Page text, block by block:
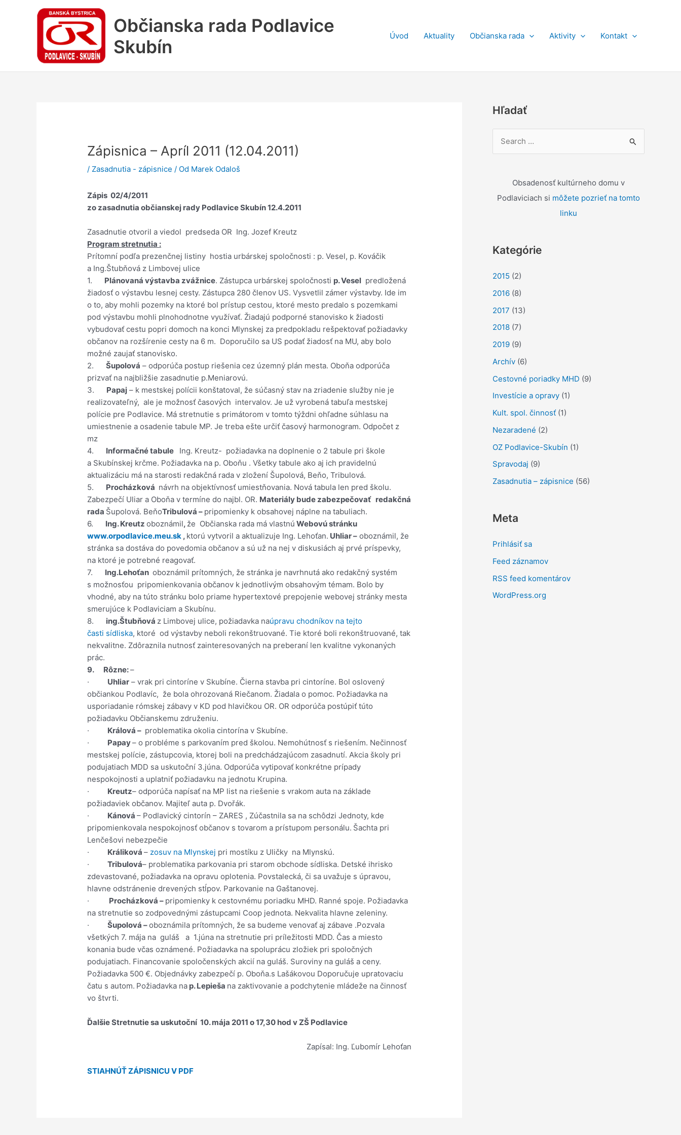
Občianska rada Podlavice
Skubín
Úvod Aktuality Občianska rada Aktivity Kontakt
Zápisnica – Apríl 2011 (12.04.2011)
/Zasadnutia - zápisnice / Od Marek Odaloš
Zápis 02/4/2011
zo zasadnutia občianskej rady Podlavice Skubín 12.4.2011
Zasadnutie otvoril a viedol predseda OR Ing. Jozef Kreutz
Program stretnutia :
Prítomní podľa prezenčnej listiny hostia urbárskej spoločnosti : p. Vesel, p. Kováčik
a Ing.Štubňová z Limbovej ulice
1. Plánovaná výstavba zvážnice. Zástupca urbárskej spoločnosti p. Vesel predložená
žiadosť o výstavbu lesnej cesty. Zástupca 280 členov US. Vysvetlil zámer výstavby. Ide im
o to, aby mohli pozemky na ktoré bol prístup cestou, ktoré mesto predalo s pozemkami
pod výstavbu mohli plnohodnotne využívať. Žiadajú podporné stanovisko k žiadosti
vybudovať cestu popri domoch na konci Mlynskej za predpokladu rešpektovať požiadavky
občanov na rozšírenie cesty na 6 m. Doporučilo sa US podať žiadosť na MU, aby bolo
možné zaujať stanovisko.
2.Šupolová – odporúča postup riešenia cez územný plán mesta. Oboňa odporúča
prizvať na najbližšie zasadnutie p.Meniarovú.
3. Papaj – k mestskej polícii konštatoval, že súčasný stav na zriadenie služby nie je
realizovateľný, ale je možnosť časových intervalov. Je už vyrobená tabuľa mestskej
polície pre Podlavice. Má stretnutie s primátorom v tomto týždni ohľadne súhlasu na
umiestnenie a osadenie tabule MP. Je treba ešte určiť časový harmonogram. Odpočet z
mz
4. Informačné tabule
Ing. Kreutz- požiadavka na doplnenie o 2 tabule pri škole
a Skubínskej krčme. Požiadavka na p. Oboňu . Všetky tabule ako aj ich pravidelnú
aktualizáciu má na starosti redakčná rada v zložení Šupolová, Beňo, Tribulová.
5. Procházková návrh na objektívnosť umiestňovania. Nová tabula len pred školu.
Zabezpečí Uliar a Oboňa v termíne do najbl. OR. Materiály bude zabezpečovať redakčná
rada Šupolová. BeňoTribulová – pripomienky k obsahovej náplne na tabuliach.
6. Ing. Kreutzoboznámil, že Občianska rada má vlastnú Webovú stránku
www.orpodlavice.meu.sk , ktorú vytvoril a aktualizuje Ing. Lehoťan. Uhliar – oboznámil, že
stránka sa dostáva do povedomia občanov a sú už na nej v diskusiách aj prvé príspevky,
na ktoré je potrebné reagovať.
7. Ing.Lehoťan oboznámil prítomných, že stránka je navrhnutá ako redakčný systém
s možnosťou pripomienkovania občanov k jednotlivým obsahovým témam. Bolo by
vhodné, aby na túto stránku bolo priame hypertextové prepojenie webovej stránky mesta
smerujúce k Podlaviciam a Skubínu.
8. ing.Štubňová z Limbovej ulice, požiadavka naúpravu chodníkov na tejto
časti sídliska, ktoré od výstavby neboli rekonštruované. Tie ktoré boli rekonštruované, tak
nekvalitne. Zdôraznila nutnosť zainteresovaných na preberaní len kvalitne vykonaných
prác.
9. Rôzne:–
· Uhliar – vrak pri cintoríne v Skubíne. Čierna stavba pri cintoríne. Bol oslovený
občiankou Podlavíc, že bola ohrozovaná Riečanom. Žiadala o pomoc. Požiadavka na
usporiadanie rómskej zábavy v KD pod hlavičkou OR. OR odporúča postúpiť túto
požiadavku Občianskemu združeniu.
· Králová – problematika okolia cintorína v Skubíne.
· Papay– o probléme s parkovaním pred školou. Nemohútnosť s riešením. Nečinnosť
mestskej polície, zástupcovia, ktorej boli na predchádzajúcom zasadnutí. Akcia školy pri
podujatiach MDD sa uskutoční 3.júna. Odporúča vytipovať konkrétne prípady
nespokojnosti a uplatniť požiadavku na jednotu Krupina.
· Kreutz– odporúča napísať na MP list na riešenie s vrakom auta na základe
požiadaviek občanov. Majiteľ auta p. Dvořák.
· Kánová– Podlavický cintorín – ZARES , Zúčastnila sa na schôdzi Jednoty, kde
pripomienkovala nespokojnosť občanov s tovarom a prístupom personálu. Šachta pri
Lenčešovi nebezpečie
· Králiková– zosuv na Mlynskej pri mostíku z Uličky na Mlynskú.
·Tribulová– problematika parkovania pri starom obchode sídliska. Detské ihrisko
zdevastované, požiadavka na opravu oplotenia. Povstalecká, či sa uvažuje s úpravou,
hlavne odstránenie drevených stĺpov. Parkovanie na Gaštanovej.
·
Procházková – pripomienky k cestovnému poriadku MHD. Ranné spoje. Požiadavka
na stretnutie so zodpovednými zástupcami Coop jednota. Nekvalita hlavne zeleniny.
·Šupolová –oboznámila prítomných, že sa budeme venovať aj zábave .Pozvala
všetkých 7. mája na guláš a 1.júna na stretnutie pri príležitosti MDD. Čas a miesto
konania bude včas oznámené. Požiadavka na spoluprácu zložiek pri spoločných
podujatiach. Financovanie spoločenských akcií na guláš. Suroviny na guláš a ceny.
Požiadavka 500 €. Objednávky zabezpečí p. Oboňa.s Lašákovou Doporučuje upratovaciu
čatu s autom. Požiadavka na p. Lepieša na zaktivovanie a podchytenie mládeže na činnosť
vo štvrti.
Ďalšie Stretnutie sa uskutoční 10. mája 2011 o 17,30 hod v ZŠ Podlavice
Zapísal: Ing. Ľubomír Lehoťan
STIAHNÚŤ ZÁPISNICU V PDF
Hľadať
:
Obsadenosť kultúrneho domu v
Podlaviciach si môžete pozrieť na tomto
linku
Kategórie
2015 (2)
2016 (8)
2017 (13)
2018 (7)
2019 (9)
Archív (6)
Cestovné poriadky MHD (9)
Investície a opravy (1)
Kult. spol. činnosť (1)
Nezaradené (2)
OZ Podlavice-Skubín (1)
Spravodaj (9)
Zasadnutia – zápisnice (56)
Meta
Prihlásiť sa
Feed záznamov
RSS feed komentárov
WordPress.org